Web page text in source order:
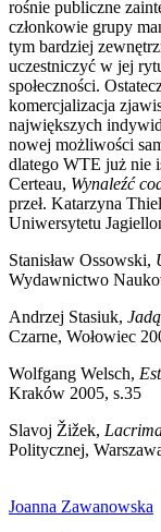
rośnie publiczne
członkowie grupy
tym bardziej
uczestniczyć w jej
społeczności.
komercjalizacja
największych
nowej możliwości
dlatego WTE już nie
Certeau, Wynaleźć
przeł. Katarzyna
Uniwersytetu
Stanisław Ossowski,
Wydawnictwo
Andrzej Stasiuk,
Czarne, Wołowiec
Wolfgang Welsch,
Kraków 2005, s.35
Slavoj Žižek,
Politycznej,
Joanna Zawanowska